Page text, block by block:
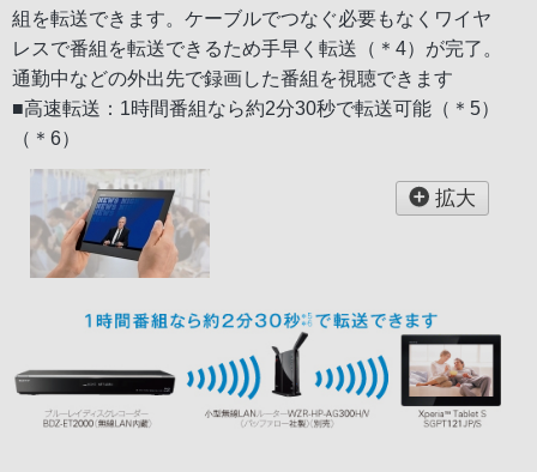
組を転送できます。ケーブルでつなぐ必要もなくワイヤ
レスで番組を転送できるため手早く転送（＊4）が完了。
通勤中などの外出先で録画した番組を視聴できます
■高速転送：1時間番組なら約2分30秒で転送可能（＊5）
（＊6）
拡大